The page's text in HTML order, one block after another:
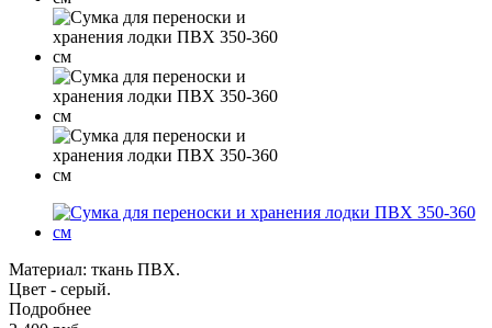
Материал: ткань ПВХ.
Цвет - серый.
Подробнее